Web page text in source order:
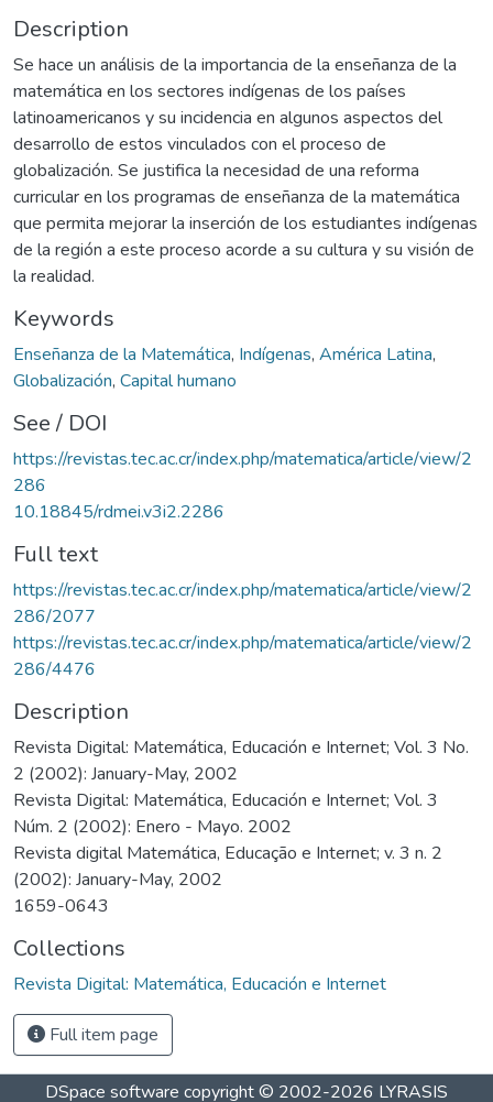
Description
Se hace un análisis de la importancia de la enseñanza de la
matemática en los sectores indígenas de los países
latinoamericanos y su incidencia en algunos aspectos del
desarrollo de estos vinculados con el proceso de
globalización. Se justifica la necesidad de una reforma
curricular en los programas de enseñanza de la matemática
que permita mejorar la inserción de los estudiantes indígenas
de la región a este proceso acorde a su cultura y su visión de
la realidad.
Keywords
Enseñanza de la Matemática, Indígenas, América Latina,
Globalización, Capital humano
See / DOI
https://revistas.tec.ac.cr/index.php/matematica/article/view/2
286
10.18845/rdmei.v3i2.2286
Full text
https://revistas.tec.ac.cr/index.php/matematica/article/view/2
286/2077
https://revistas.tec.ac.cr/index.php/matematica/article/view/2
286/4476
Description
Revista Digital: Matemática, Educación e Internet; Vol. 3 No.
2 (2002): January-May, 2002
Revista Digital: Matemática, Educación e Internet; Vol. 3
Núm. 2 (2002): Enero - Mayo. 2002
Revista digital Matemática, Educação e Internet; v. 3 n. 2
(2002): January-May, 2002
1659-0643
Collections
Revista Digital: Matemática, Educación e Internet
Full item page
DSpace software copyright © 2002-2026 LYRASIS